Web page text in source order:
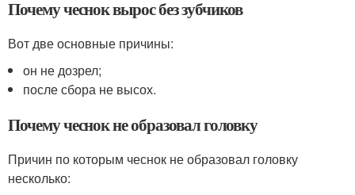
Почему чеснок вырос без зубчиков
Вот две основные причины:
он не дозрел;
после сбора не высох.
Почему чеснок не образовал головку
Причин по которым чеснок не образовал головку
несколько: